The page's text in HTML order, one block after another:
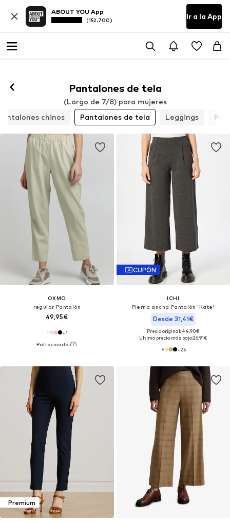
ABOUT YOU App
(152.700) Ir a la App
Pantalones de tela
(Largo de 7/8) para mujeres
chinos
Pantalones de tela Leggings
OXMO
regular Pantalón
49,95€
+1
CUPÓN
ICHI
Pierna ancha Pantalón 'Kate'
Desde 31,41€
Precio original: 44,90€
Último precio más bajo:26,91€
+25
Premium